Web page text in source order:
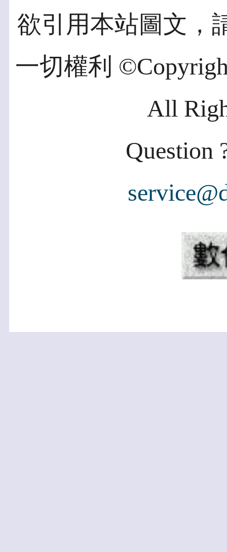
欲引用本站圖文，
一切權利
All
Question